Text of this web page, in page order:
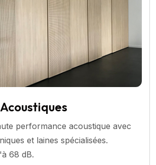
performance acoustique avec
et laines spécialisées.
68 dB.